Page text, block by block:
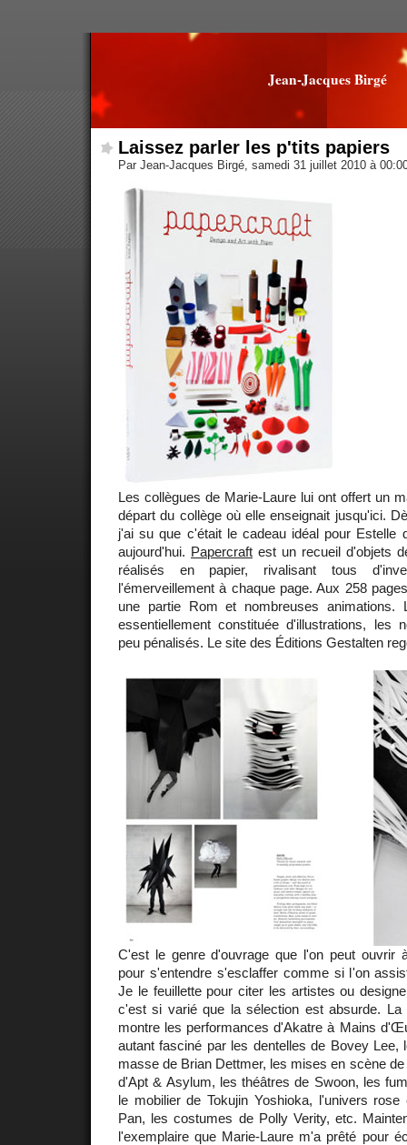
Jean-Jacques Birgé
Laissez parler les p'tits papiers
Par Jean-Jacques Birgé, samedi 31 juillet 2010 à
Les collègues de Marie-Laure lui ont offert un
départ du collège où elle enseignait jusqu'ici.
j'ai su que c'était le cadeau idéal pour Estelle
aujourd'hui. Papercraft est un recueil d'objets
réalisés en papier, rivalisant tous
l'émerveillement à chaque page. Aux 258
une partie Rom et nombreuses animations.
essentiellement constituée d'illustrations, les
peu pénalisés. Le site des Éditions Gestalten
C'est le genre d'ouvrage que l'on peut ouvrir
pour s'entendre s'esclaffer comme si l'on
Je le feuillette pour citer les artistes ou
c'est si varié que la sélection est absurde. La
montre les performances d'Akatre à Mains
autant fasciné par les dentelles de Bovey Lee,
masse de Brian Dettmer, les mises en scène
d'Apt & Asylum, les théâtres de Swoon, les
le mobilier de Tokujin Yoshioka, l'univers
Pan, les costumes de Polly Verity, etc.
l'exemplaire que Marie-Laure m'a prêté pour